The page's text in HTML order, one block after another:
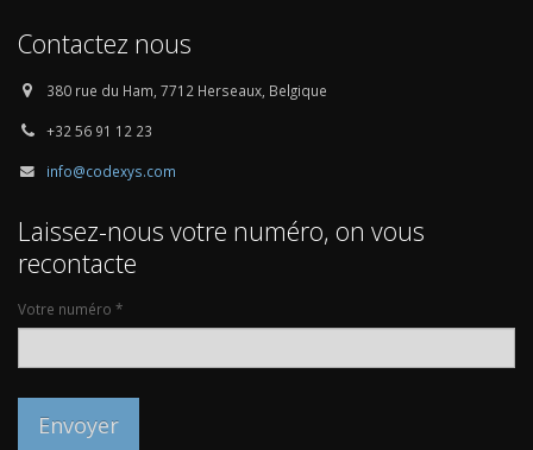
Contactez nous
380 rue du Ham, 7712 Herseaux, Belgique
+32 56 91 12 23
info@codexys.com
Laissez-nous votre numéro, on vous
recontacte
Votre numéro *